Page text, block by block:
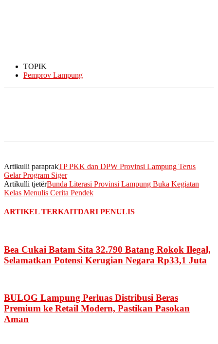
TOPIK
Pemprov Lampung
Artikulli paraprakTP PKK dan DPW Provinsi Lampung Terus
Gelar Program Siger
Artikulli tjetërBunda Literasi Provinsi Lampung Buka Kegiatan
Kelas Menulis Cerita Pendek
ARTIKEL TERKAITDARI PENULIS
Bea Cukai Batam Sita 32.790 Batang Rokok Ilegal,
Selamatkan Potensi Kerugian Negara Rp33,1 Juta
BULOG Lampung Perluas Distribusi Beras
Premium ke Retail Modern, Pastikan Pasokan
Aman